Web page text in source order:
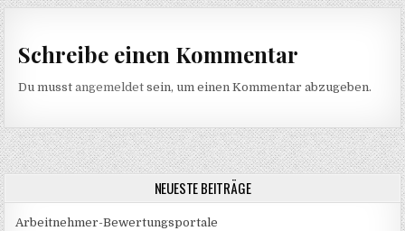
Schreibe einen Kommentar
Du musstangemeldet sein, um einen Kommentar abzugeben.
NEUESTE BEITRÄGE
Arbeitnehmer-Bewertungsportale